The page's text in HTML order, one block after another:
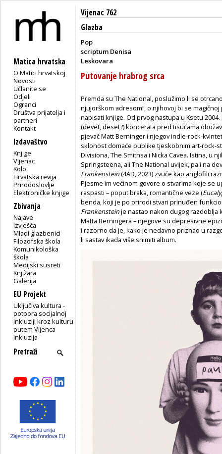
Matica hrvatska
O Matici hrvatskoj
Novosti
Učlanite se
Odjeli
Ogranci
Društva prijatelja i
partneri
Kontakt
Izdavaštvo
Knjige
Vijenac
Kolo
Hrvatska revija
Prirodoslovlje
Elektroničke knjige
Zbivanja
Najave
Izvješća
Mladi glazbenici
Filozofska škola
Komunikološka
škola
Medijski susreti
Knjižara
Galerija
EU Projekt
Uključiva kultura -
potpora socijalnoj
inkluziji kroz kulturu
putem Vijenca
Inkluzija
Vijenac 762
Glazba
Pop
scriptum Denisa
Leskovara
Putovanje hrabrog srca
Premda su The National, poslužimo li se
njujorškom adresom“, o njihovoj bi se
napisati knjige. Od prvog nastupa u Ksetu
(devet, deset?) koncerata pred tisućama
pjevač Matt Berninger i njegov indie-rock-
sklonost domaće publike tjeskobnim art-rock-
Divisiona, The Smithsa i Nicka Cavea. Istina, u
Springsteena, ali The National uvijek, pa i na
Frankenstein(4AD, 2023) zvuče kao anglofili
Pjesme im većinom govore o stvarima koje se
raspasti – poput braka, romantične veze (
benda, koji je po prirodi stvari prinuđen
Frankensteinje nastao nakon dugog razdoblja
Matta Berningera – njegove su depresivne
i razorno da je, kako je nedavno priznao u
li sastav ikada više snimiti album.